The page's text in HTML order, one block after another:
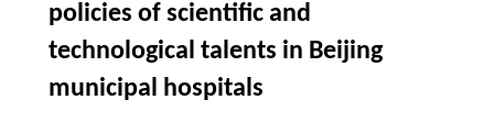
policies of scientific and
technological talents in Beijing
municipal hospitals